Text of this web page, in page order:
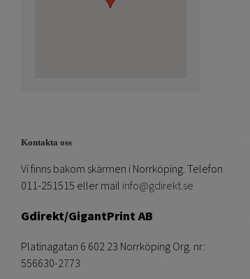
Kontakta oss
Vi finns bakom skärmen i Norrköping. Telefon
011-251515 eller mail info@gdirekt.se
Gdirekt/GigantPrint AB
Platinagatan 6 602 23 Norrköping Org. nr:
556630-2773